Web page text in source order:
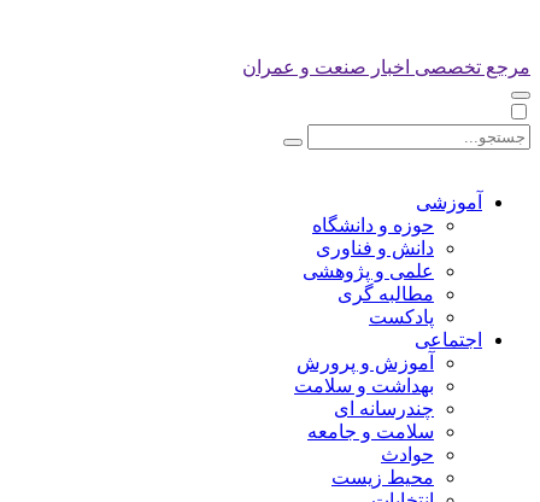
مرجع تخصصی اخبار صنعت و عمران
آموزشی
حوزه و دانشگاه
دانش و فناوری
علمی و پژوهشی
مطالبه گری
پادکست
اجتماعی
آموزش و پرورش
بهداشت و سلامت
چندرسانه ای
سلامت و جامعه
حوادث
محیط زیست